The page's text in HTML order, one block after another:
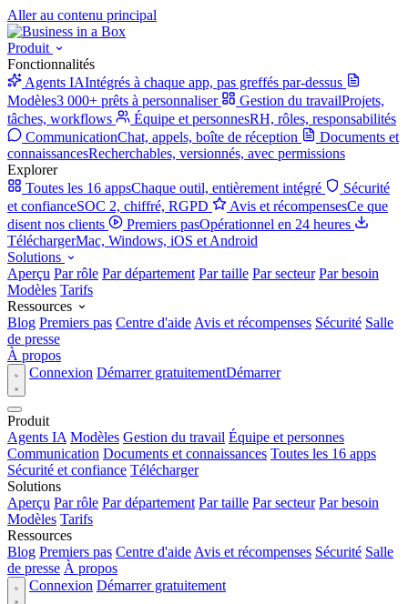
Aller au contenu principal
Produit
Fonctionnalités
Agents IAIntégrés à chaque app, pas greffés par-dessus
Modèles3 000+ prêts à personnaliser Gestion du travailProjets,
tâches, workflows
Équipe et personnesRH, rôles, responsabilités
CommunicationChat, appels, boîte de réception
Documents et
connaissancesRecherchables, versionnés, avec permissions
Explorer
Toutes les 16 appsChaque outil, entièrement intégré
Sécurité
et confianceSOC 2, chiffré, RGPD Avis et récompensesCe que
disent nos clients
Premiers pasOpérationnel en 24 heures
TéléchargerMac, Windows, iOS et Android
Solutions
Aperçu Par rôle Par département Par taille Par secteur Par besoin
Modèles Tarifs
Ressources
Blog Premiers pas Centre d'aide Avis et récompenses Sécurité Salle
de presse
À propos
Connexion Démarrer gratuitementDémarrer
Produit
Agents IA Modèles Gestion du travail Équipe et personnes
Communication Documents et connaissances Toutes les 16 apps
Sécurité et confiance Télécharger
Solutions
Aperçu Par rôle Par département Par taille Par secteur Par besoin
Modèles Tarifs
Ressources
Blog Premiers pas Centre d'aide Avis et récompenses Sécurité Salle
de presse À propos
Connexion Démarrer gratuitement